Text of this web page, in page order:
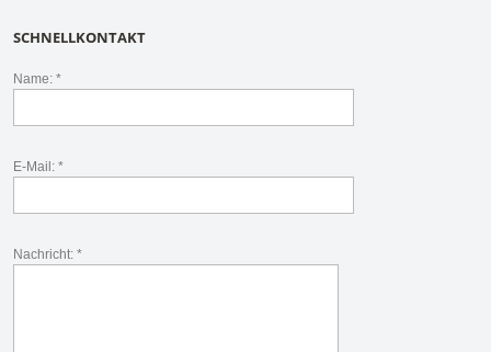
SCHNELLKONTAKT
Name: *
E-Mail: *
Nachricht: *